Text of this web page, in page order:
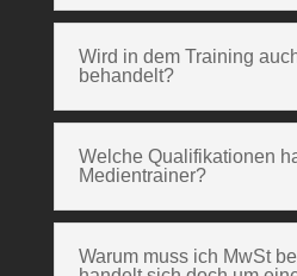
Wird in dem Training
behandelt?
Welche Qualifikationen
Medientrainer?
Warum muss ich MwSt